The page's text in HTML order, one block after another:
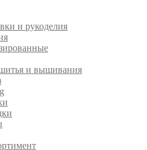
и рукоделия
и вышивания